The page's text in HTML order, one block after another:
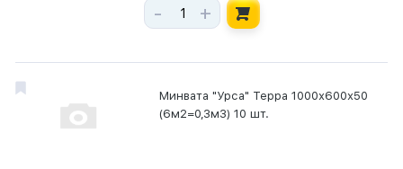
- +
Минвата "Урса" Терра 1000х600х50
(6м2=0,3м3) 10 шт.